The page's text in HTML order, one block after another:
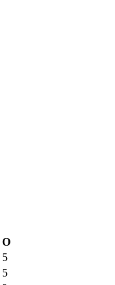
О
5
5